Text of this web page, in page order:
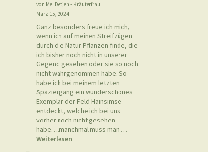
von Mel Detjen - Kräuterfrau
März 15, 2024
Ganz besonders freue ich mich,
wenn ich auf meinen Streifzügen
durch die Natur Pflanzen finde, die
ich bisher noch nicht in unserer
Gegend gesehen oder sie so noch
nicht wahrgenommen habe. So
habe ich bei meinem letzten
Spaziergang ein wunderschönes
Exemplar der Feld-Hainsimse
entdeckt, welche ich bei uns
vorher noch nicht gesehen
habe….manchmal muss man …
Weiterlesen